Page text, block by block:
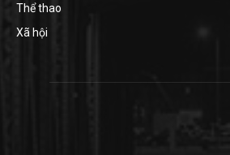
Thể thao
Xã hội